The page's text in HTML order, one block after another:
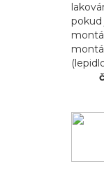
pokud